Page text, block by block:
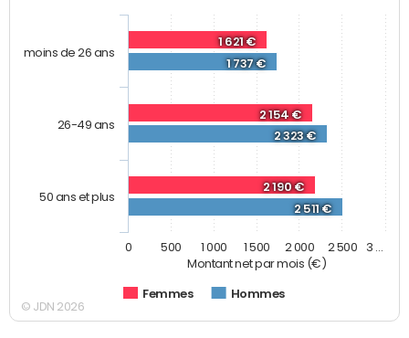
Montant net par mois (€)
1 621 €
2 154 €
2 190 €
1 737 €
2 323 €
2 511 €
Femmes Hommes
moins de 26 ans
26-49 ans
50 ans et plus
0 500 1 000 1 500 2 000 2 500 3 …
© JDN 2026